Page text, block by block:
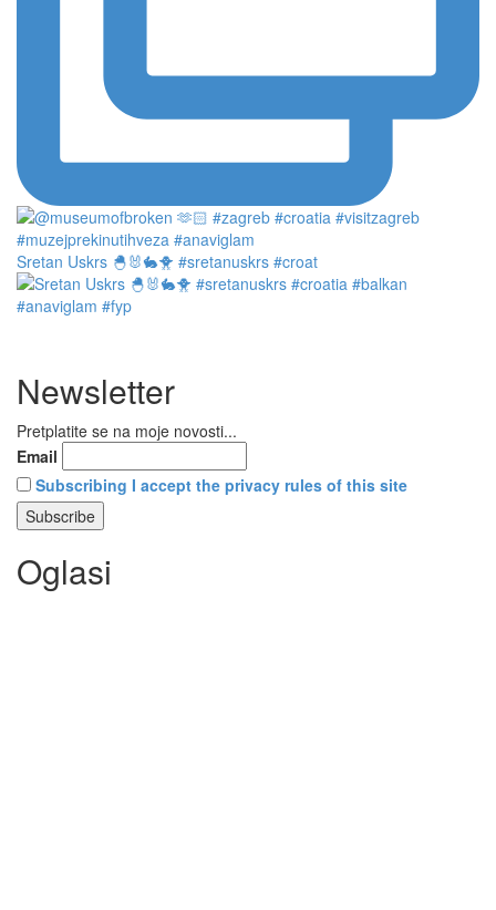
Sretan Uskrs 🐣🐰🐇🐥 #sretanuskrs #croat
Newsletter
Pretplatite se na moje novosti...
Email
Subscribing I accept the privacy rules of this site
Oglasi